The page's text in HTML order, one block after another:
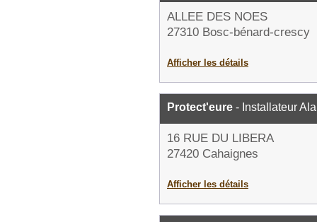
ALLEE DES NOES
27310 Bosc-bénard-crescy
Afficher les détails
Protect'eure - Installateur
16 RUE DU LIBERA
27420 Cahaignes
Afficher les détails